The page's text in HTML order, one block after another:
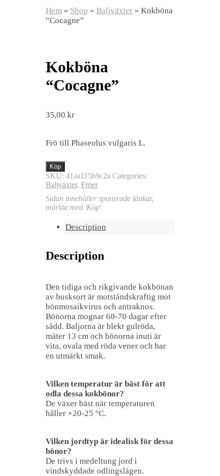
Hem » Shop » Baljväxter » Kokböna
”Cocagne”
Kokböna
“Cocagne”
35,00 kr
Frö till Phaseolus vulgaris L.
Köp
SKU: 41aa115b9c2a Categories:
Baljväxter, Fröer
Sidan innehåller sponsrade länkar,
märkta med 'Köp'
Description
Description
Den tidiga och rikgivande kokbönan
av busksort är motståndskraftig mot
bönmosaikvirus och antraknos.
Bönorna mognar 60-70 dagar efter
sådd. Baljorna är blekt gulröda,
mäter 13 cm och bönorna inuti är
vita, ovala med röda vener och har
en utmärkt smak.
Vilken temperatur är bäst för att
odla dessa kokbönor?
De växer bäst när temperaturen
håller +20-25 °C.
Vilken jordtyp är idealisk för dessa
bönor?
De trivs i medeltung jord i
vindskyddade odlingslägen.